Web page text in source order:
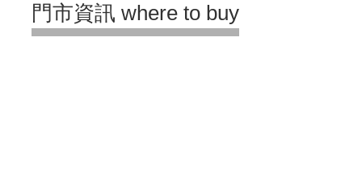
門市資訊 where to buy